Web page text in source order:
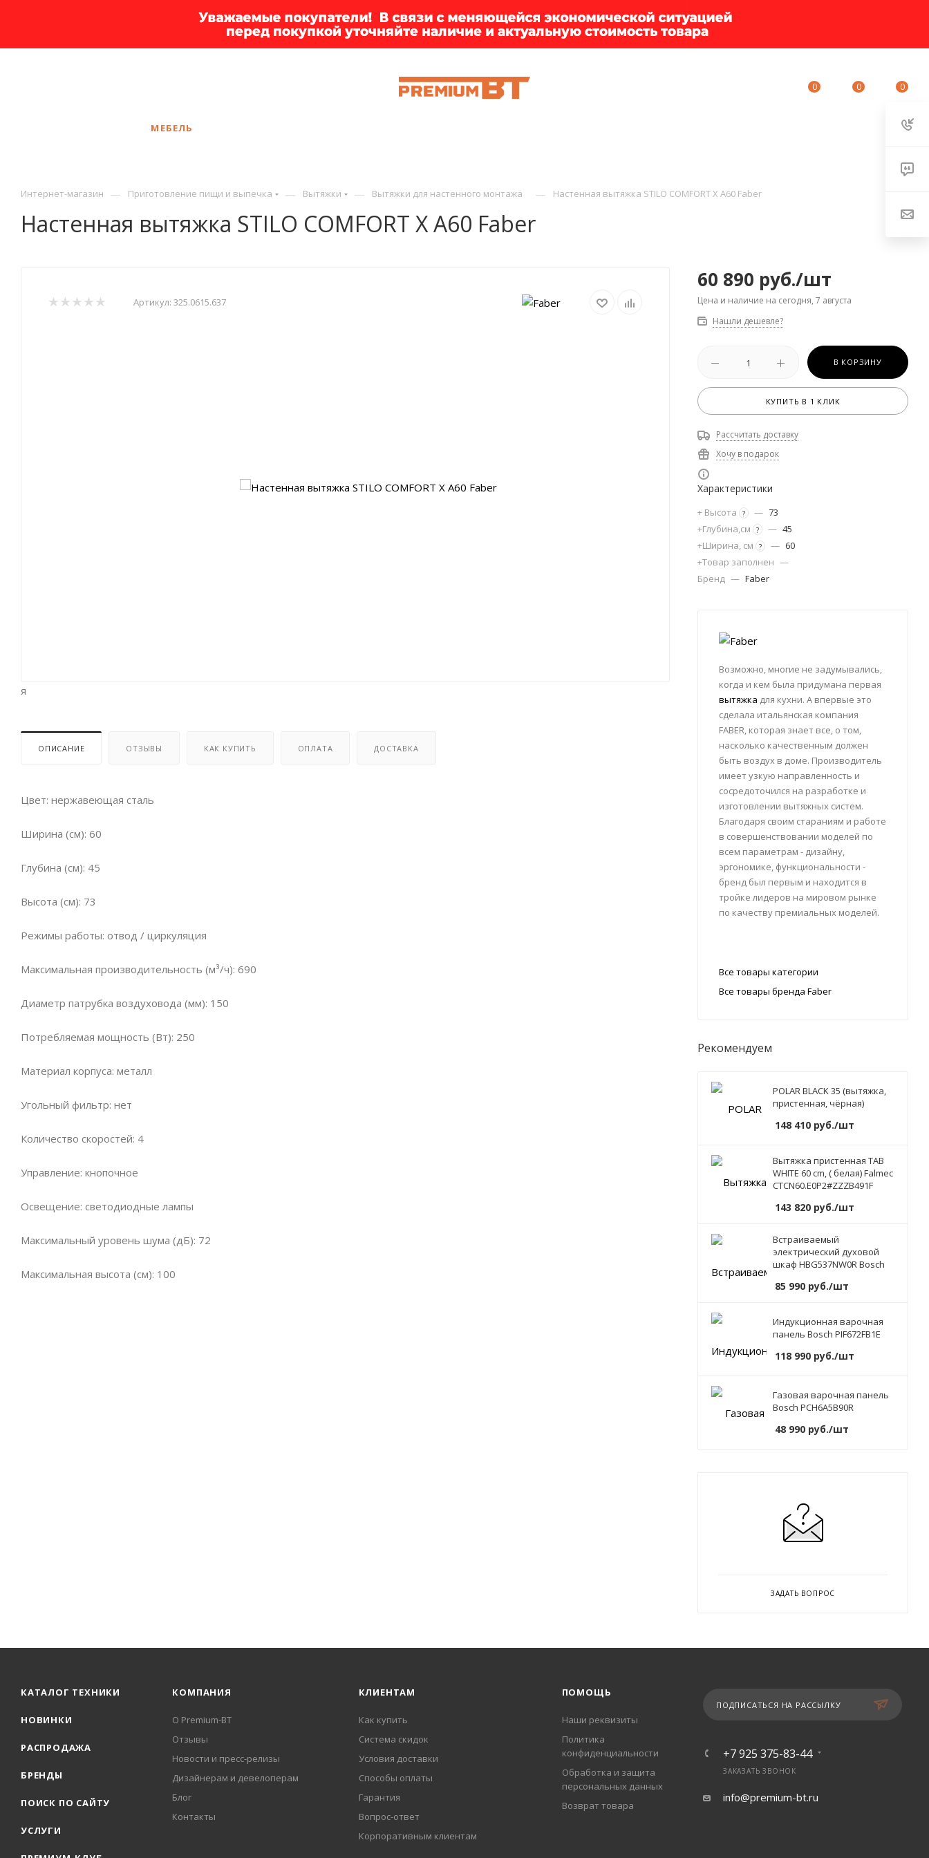
0 0 0
МЕБЕЛЬ
Интернет-магазин — Приготовление пищи и выпечка — Вытяжки — Вытяжки для настенного монтажа — Настенная вытяжка STILO COMFORT X A60 Faber
Настенная вытяжка STILO COMFORT X A60 Faber
Артикул: 325.0615.637
я
ОПИСАНИЕ ОТЗЫВЫ КАК КУПИТЬ ОПЛАТА ДОСТАВКА
Цвет: нержавеющая сталь
Ширина (см): 60
Глубина (см): 45
Высота (см): 73
Режимы работы: отвод / циркуляция
Максимальная производительность (м³/ч): 690
Диаметр патрубка воздуховода (мм): 150
Потребляемая мощность (Вт): 250
Материал корпуса: металл
Угольный фильтр: нет
Количество скоростей: 4
Управление: кнопочное
Освещение: светодиодные лампы
Максимальный уровень шума (дБ): 72
Максимальная высота (см): 100
60 890 руб./шт
Цена и наличие на сегодня, 7 августа
Нашли дешевле?
В КОРЗИНУ
КУПИТЬ В 1 КЛИК
Рассчитать доставку
Хочу в подарок
Характеристики
+ Высота ? — 73
+Глубина,см ? — 45
+Ширина, см ? — 60
+Товар заполнен —
Бренд — Faber
Возможно, многие не задумывались,
когда и кем была придумана первая
вытяжка для кухни. А впервые это
сделала итальянская компания
FABER, которая знает все, о том,
насколько качественным должен
быть воздух в доме. Производитель
имеет узкую направленность и
сосредоточился на разработке и
изготовлении вытяжных систем.
Благодаря своим стараниям и работе
в совершенствовании моделей по
всем параметрам - дизайну,
эргономике, функциональности -
бренд был первым и находится в
тройке лидеров на мировом рынке
по качеству премиальных моделей.
Все товары категории
Все товары бренда Faber
Рекомендуем
POLAR BLACK 35 (вытяжка,
пристенная, чёрная)
148 410 руб./шт
Вытяжка пристенная TAB
WHITE 60 cm, ( белая) Falmec
CTCN60.E0P2#ZZZB491F
143 820 руб./шт
Встраиваемый
электрический духовой
шкаф HBG537NW0R Bosch
85 990 руб./шт
Индукционная варочная
панель Bosch PIF672FB1E
118 990 руб./шт
Газовая варочная панель
Bosch PCH6A5B90R
48 990 руб./шт
ЗАДАТЬ ВОПРОС
КАТАЛОГ ТЕХНИКИ
НОВИНКИ
РАСПРОДАЖА
БРЕНДЫ
ПОИСК ПО САЙТУ
УСЛУГИ
КОМПАНИЯ
О Premium-BT
Отзывы
Новости и пресс-релизы
Дизайнерам и девелоперам
Блог
Контакты
КЛИЕНТАМ
Как купить
Система скидок
Условия доставки
Способы оплаты
Гарантия
Вопрос-ответ
Корпоративным клиентам
ПОМОЩЬ
Наши реквизиты
Политика
конфиденциальности
Обработка и защита
персональных данных
Возврат товара
ПОДПИСАТЬСЯ НА РАССЫЛКУ
+7 925 375-83-44
ЗАКАЗАТЬ ЗВОНОК
info@premium-bt.ru